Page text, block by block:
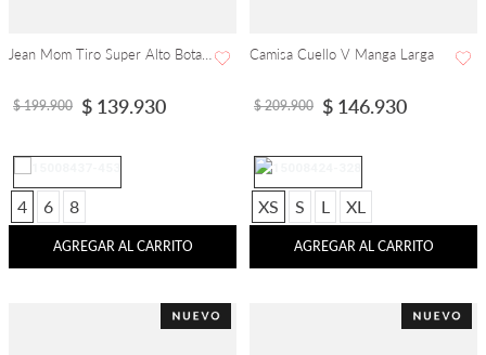
$ 199.900 $ 139.930
4 6 8
AGREGAR AL CARRITO
Camisa Cuello V Manga Larga
$ 209.900 $ 146.930
XS S L XL
AGREGAR AL CARRITO